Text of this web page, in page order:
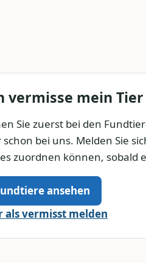
vermisse mein Tier
Sie zuerst bei den
schon bei uns. Melden Sie
zuordnen können, sobald
ansehen
als vermisst melden